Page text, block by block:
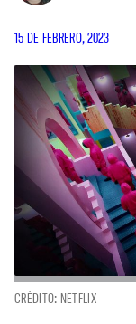
15 DE FEBRERO, 2023
CRÉDITO: NETFLIX